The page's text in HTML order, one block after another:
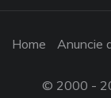
Home Anuncie
© 2000 -